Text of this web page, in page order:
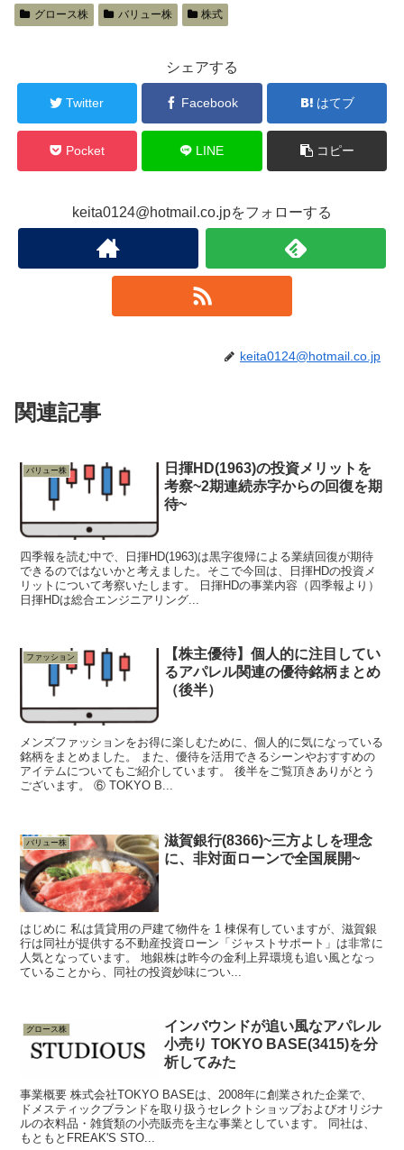
グロース株 バリュー株 株式
シェアする
Twitter Facebook はてブ
Pocket LINE コピー
keita0124@hotmail.co.jpをフォローする
keita0124@hotmail.co.jp
関連記事
バリュー株
日揮HD(1963)の投資メリットを
考察~2期連続赤字からの回復を期
待~
四季報を読む中で、日揮HD(1963)は黒字復帰による業績回復が期待
できるのではないかと考えました。そこで今回は、日揮HDの投資メ
リットについて考察いたします。 日揮HDの事業内容（四季報より）
日揮HDは総合エンジニアリング...
ファッション
【株主優待】個人的に注目してい
るアパレル関連の優待銘柄まとめ
（後半）
メンズファッションをお得に楽しむために、個人的に気になっている
銘柄をまとめました。 また、優待を活用できるシーンやおすすめの
アイテムについてもご紹介しています。 後半をご覧頂きありがとう
ございます。 ⑥ TOKYO B...
バリュー株
滋賀銀行(8366)~三方よしを理念
に、非対面ローンで全国展開~
はじめに 私は賃貸用の戸建て物件を 1 棟保有していますが、滋賀銀
行は同社が提供する不動産投資ローン「ジャストサポート」は非常に
人気となっています。 地銀株は昨今の金利上昇環境も追い風となっ
ていることから、同社の投資妙味につい...
グロース株
インバウンドが追い風なアパレル
小売り TOKYO BASE(3415)を分
析してみた
事業概要 株式会社TOKYO BASEは、2008年に創業された企業で、
ドメスティックブランドを取り扱うセレクトショップおよびオリジナ
ルの衣料品・雑貨類の小売販売を主な事業としています。 同社は、
もともとFREAK'S STO...